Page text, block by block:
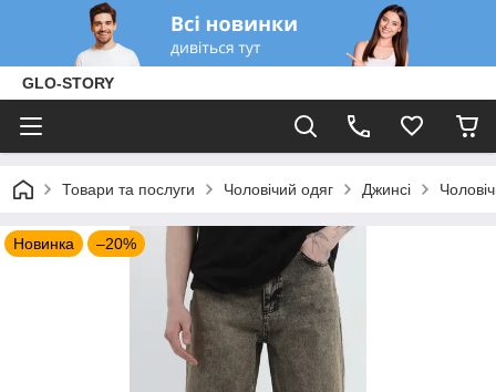
GLO-STORY
Товари та послуги Чоловічий одяг Джинсі
Новинка –20%